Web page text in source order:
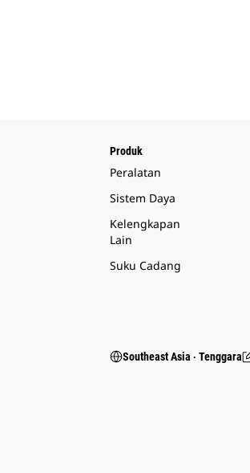
Produk
Peralatan
Sistem Daya
Kelengkapan
Lain
Suku Cadang
Southeast Asia ‧ Tenggara